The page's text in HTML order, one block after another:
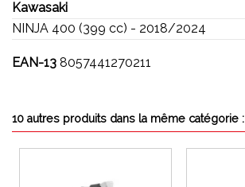
Kawasaki
NINJA 400 (399 cc) - 2018/2024
EAN-13 8057441270211
10 autres produits dans la même catégorie :